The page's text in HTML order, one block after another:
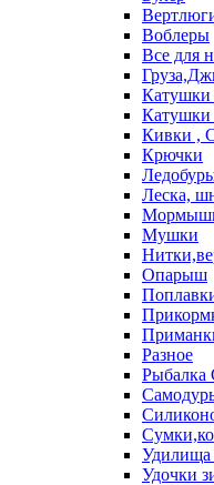
Воблеры
Все для
Катушки
Катушки
Кивки ,
Крючки
Леска,
Мушки
Опарыш
Разное
Удилища
Удочки